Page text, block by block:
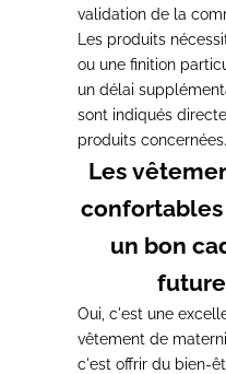
validation de la
Les produits
ou une finition
un délai
sont indiqués
produits concernées.
Les
un bon
Oui, c'est une
vêtement de
c'est offrir du bien-